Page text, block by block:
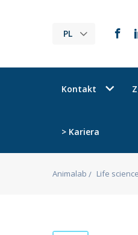
PL
Kontakt
> Kariera
Animalab Life